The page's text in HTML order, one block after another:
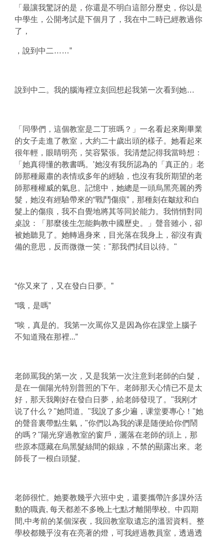
「最讓我驚訝的是，你還是不明白這部分歷史，你以是
中學生，公開考試是下個月了，我在中二時已經教過你
了，
，說到中二……”
說到中二。我的腦海裡立刻回想起我第一次看到她…
「同學們，這個教室是二丁班嗎？」一名看起來剛畢業
的女子走進了教室，大約二十歲出頭的樣子。她看起來
很年輕，眼睛明亮，笑容緊張。我清楚記得我當時想：
「她真得懂的教書嗎。’她沒有我所認為的「真正的」老
師那種嚴肅的表情或多年的經驗，也沒有我所期望的老
師那種權威的氣息。記憶中，她總是一頭烏黑亮麗的秀
髮，她沒有經驗帶來的“戰鬥傷痕”，那種刻在皺紋和白
髮上的傷痕，我不自覺地將其等同於能力。我悄悄對同
桌說：「那麼後生怎能夠教中國歷史。」聲音雖小，卻
被她聽見了。她轉過身來，目光落在我身上，卻沒有責
備的意思，反而微微一笑："那我們拭目以待。"
“你又來了，又在發白日夢。”
“哦，是嗎”
“唉，真是的。我第一次罵你又是因為你在課堂上腦子
不知道飛在那裡...”
老師罵我的第一次，又是我第一次注意到老師的白髮，
是在一個陽光特別普照的下午。老師那天心情已不是太
好，那天我剛好在發白日夢，給老師發現了。"我刚才
说了什么？"她問道。"我說了多少遍，课堂要專心！"她
的聲音裏帶點生氣，"你們以為我的课是随便給你們鬧
的嗎？"陽光穿過教室的窗戶，灑落在老師的頭上，那
些原本隱藏在烏黑髮絲間的銀線，不禁的顯露出來。老
師長了一根白頭髮。
老師很忙。她要教幾乎六班中史，還要攜帶許多課外活
動的職責, 每天都差不多晚上七點才離開學校。中四期
間,中考前的某個深夜，我回教室取遺忘的溫習資料。整
學校都幾乎沒有在亮著的燈，可我經過教員室，透過透